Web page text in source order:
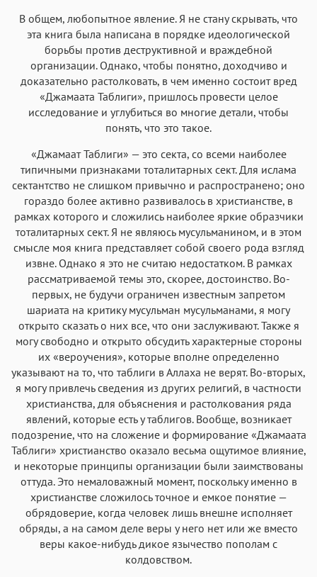
В общем, любопытное явление. Я не стану скрывать, что
эта книга была написана в порядке идеологической
борьбы против деструктивной и враждебной
организации. Однако, чтобы понятно, доходчиво и
доказательно растолковать, в чем именно состоит вред
«Джамаата Таблиги», пришлось провести целое
исследование и углубиться во многие детали, чтобы
понять, что это такое.
«Джамаат Таблиги» — это секта, со всеми наиболее
типичными признаками тоталитарных сект. Для ислама
сектантство не слишком привычно и распространено; оно
гораздо более активно развивалось в христианстве, в
рамках которого и сложились наиболее яркие образчики
тоталитарных сект. Я не являюсь мусульманином, и в этом
смысле моя книга представляет собой своего рода взгляд
извне. Однако я это не считаю недостатком. В рамках
рассматриваемой темы это, скорее, достоинство. Во-
первых, не будучи ограничен известным запретом
шариата на критику мусульман мусульманами, я могу
открыто сказать о них все, что они заслуживают. Также я
могу свободно и открыто обсудить характерные стороны
их «вероучения», которые вполне определенно
указывают на то, что таблиги в Аллаха не верят. Во-вторых,
я могу привлечь сведения из других религий, в частности
христианства, для объяснения и растолкования ряда
явлений, которые есть у таблигов. Вообще, возникает
подозрение, что на сложение и формирование «Джамаата
Таблиги» христианство оказало весьма ощутимое влияние,
и некоторые принципы организации были заимствованы
оттуда. Это немаловажный момент, поскольку именно в
христианстве сложилось точное и емкое понятие —
обрядоверие, когда человек лишь внешне исполняет
обряды, а на самом деле веры у него нет или же вместо
веры какое-нибудь дикое язычество пополам с
колдовством.